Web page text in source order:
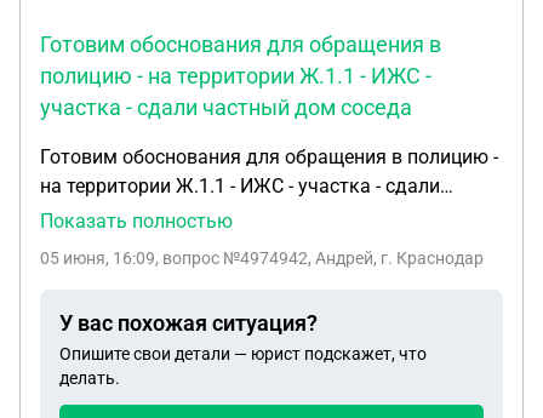
Готовим обоснования для обращения в
полицию - на территории Ж.1.1 - ИЖС -
участка - сдали частный дом соседа
Готовим обоснования для обращения в полицию -
на территории Ж.1.1 - ИЖС - участка - сдали
частный дом соседа - посуточно какие ключевые
нарушения по всем видам инстанций и
земельного участка жилое 2 с соседями никто не
согласовывал 3 приезжают толпы и шумят 4
никто ничего ни с кем не согласовал 5 какие
Показать полностью
05 июня, 16:09, вопрос №4974942, Андрей, г. Краснодар
У вас похожая ситуация?
Опишите свои детали — юрист подскажет, что
делать.